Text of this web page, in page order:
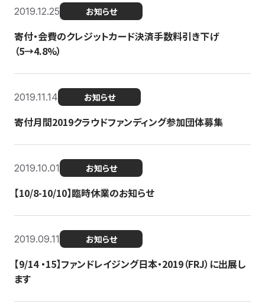
2019.12.25 お知らせ
寄付・会費のクレジットカード決済手数料引き下げ
（5→4.8%）
2019.11.14 お知らせ
寄付月間2019クラウドファンディング参加団体募集
2019.10.01 お知らせ
【10/8-10/10】臨時休業のお知らせ
2019.09.11 お知らせ
【9/14 ・15】ファンドレイジング日本・2019（FRJ）に出展し
ます